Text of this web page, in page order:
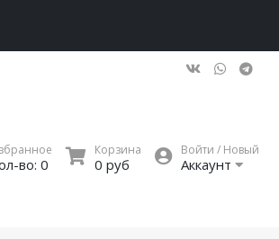
во: 0
Корзина
0 руб
Войти / Новый
Аккаунт